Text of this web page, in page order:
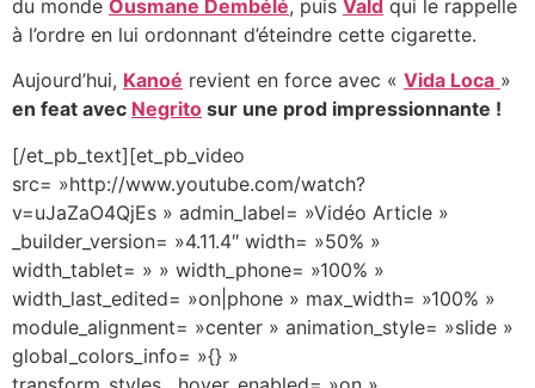
du monde Ousmane Dembélé, puis Vald qui le rappelle
à l’ordre en lui ordonnant d’éteindre cette cigarette.
Aujourd’hui, Kanoé revient en force avec « Vida Loca »
en feat avec Negrito sur une prod impressionnante !
[/et_pb_text][et_pb_video
src= »http://www.youtube.com/watch?
v=uJaZaO4QjEs » admin_label= »Vidéo Article »
_builder_version= »4.11.4″ width= »50% »
width_tablet= » » width_phone= »100% »
width_last_edited= »on|phone » max_width= »100% »
module_alignment= »center » animation_style= »slide »
global_colors_info= »{} »